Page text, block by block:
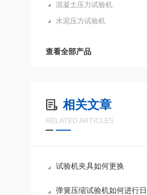
混凝土压力试验机
水泥压力试验机
查看全部产品
相关文章
RELATED ARTICLES
试验机夹具如何更换
弹簧压缩试验机如何进行日常维护